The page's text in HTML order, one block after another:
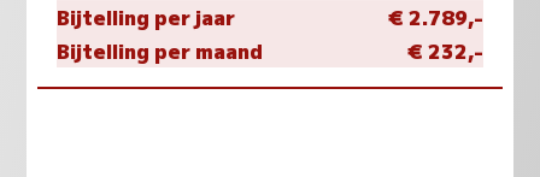
Bijtelling per jaar
€ 2.789,-
Bijtelling per maand
€ 232,-